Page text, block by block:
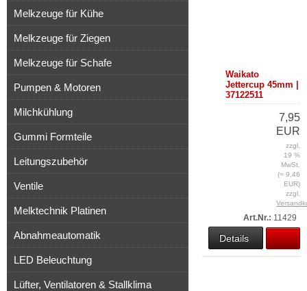
Waikato
Jettercup 45mm |
37122511
7,95
EUR
zzgl.
19 %
MwSt.
(= 9,46
EUR)
zzgl.
Art.Nr.: 11429
Details
Melkzeuge für Kühe
Melkzeuge für Ziegen
Melkzeuge für Schafe
Pumpen & Motoren
Milchkühlung
Gummi Formteile
Leitungszubehör
Ventile
Melktechnik Platinen
Abnahmeautomatik
LED Beleuchtung
Lüfter, Ventilatoren & Stallklima